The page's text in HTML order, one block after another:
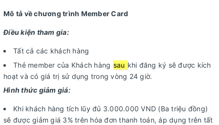
Mô tả về chương trình Member Card
Điều kiện tham gia:
Tất cả các khách hàng
Thẻ member của Khách hàng sau khi đăng ký sẽ được kích
hoạt và có giá trị sử dụng trong vòng 24 giờ.
Hình thức giảm giá:
Khi khách hàng tích lũy đủ 3.000.000 VND (Ba triệu đồng)
sẽ được giảm giá 3% trên hóa đơn thanh toán, áp dụng trên tất